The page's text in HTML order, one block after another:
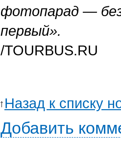
фотопарад —
первый».
/TOURBUS.RU
Назад к списку
Добавить